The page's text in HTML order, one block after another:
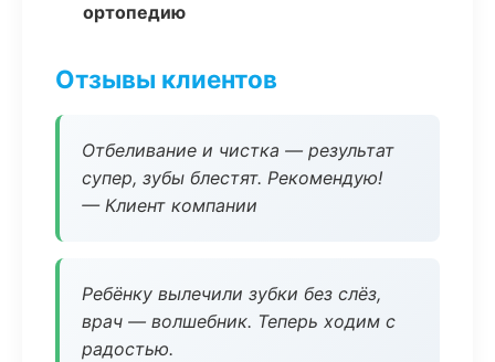
ортопедию
Отзывы клиентов
Отбеливание и чистка — результат
супер, зубы блестят. Рекомендую!
— Клиент компании
Ребёнку вылечили зубки без слёз,
врач — волшебник. Теперь ходим с
радостью.